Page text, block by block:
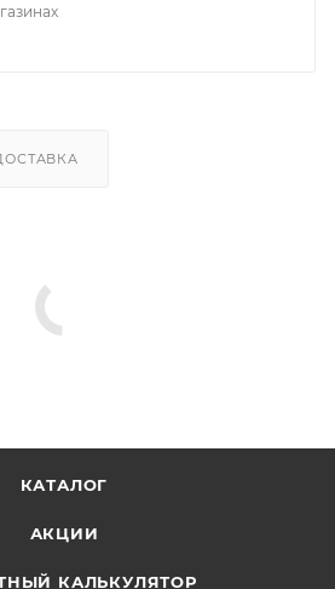
КАТАЛОГ
АКЦИИ
КАЛЬКУЛЯТОР